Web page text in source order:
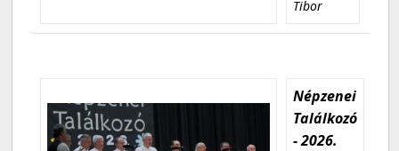
Tibor
Népzenei
Találkozó
- 2026.